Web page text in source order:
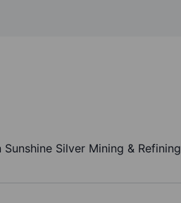
Silver Mining & Refining